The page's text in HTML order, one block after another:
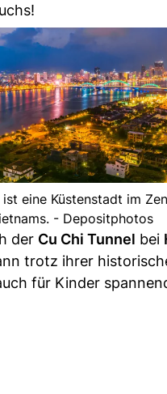
ist eine Küstenstadt im
- Depositphotos
der Cu Chi Tunnel bei
trotz ihrer
für Kinder